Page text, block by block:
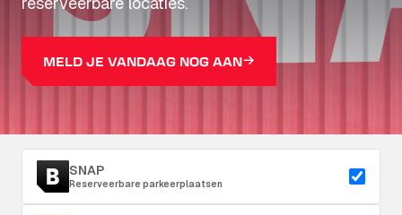
MELD JE VANDAAG NOG AAN
SNAP
Reserveerbare parkeerplaatsen